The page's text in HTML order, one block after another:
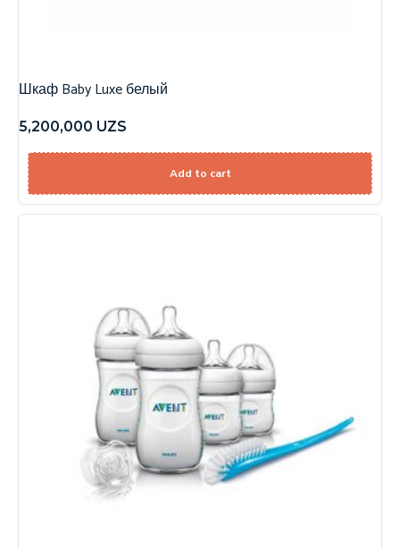
Шкаф Baby Luxe белый
5,200,000 UZS
Add to cart